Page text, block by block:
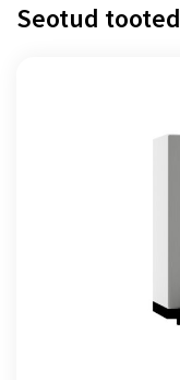
Seotud tooted